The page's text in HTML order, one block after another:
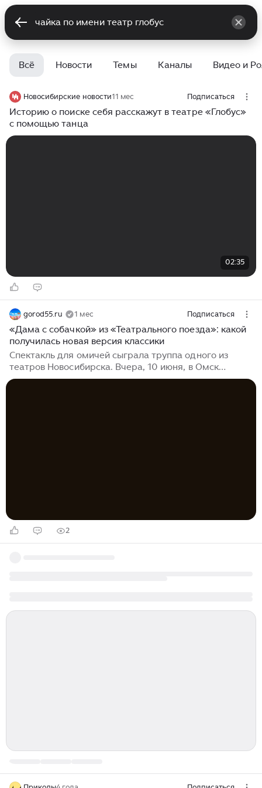
Всё Новости Темы Каналы Видео и
Новосибирские новости11 мес Подписаться
Историю о поиске себя расскажут в театре «Глобус»
с помощью танца
02:35
gorod55.ru 1 мес Подписаться
«Дама с собачкой» из «Театрального поезда»: какой
получилась новая версия классики
Спектакль для омичей сыграла труппа одного из
театров Новосибирска. Вчера, 10 июня, в Омск
прибыл «Театральный поезд». Это событие стало
2